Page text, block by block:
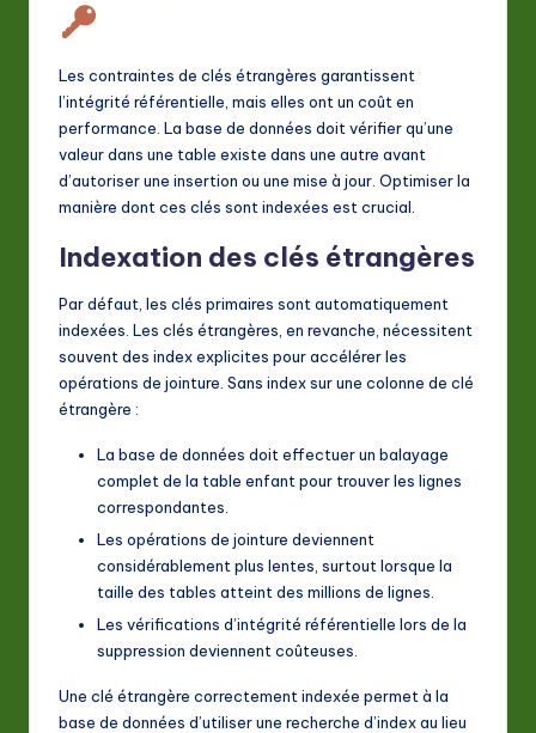
Les contraintes de clés étrangères garantissent
l’intégrité référentielle, mais elles ont un coût en
performance. La base de données doit vérifier qu’une
valeur dans une table existe dans une autre avant
d’autoriser une insertion ou une mise à jour. Optimiser la
manière dont ces clés sont indexées est crucial.
Indexation des clés étrangères
Par défaut, les clés primaires sont automatiquement
indexées. Les clés étrangères, en revanche, nécessitent
souvent des index explicites pour accélérer les
opérations de jointure. Sans index sur une colonne de clé
étrangère :
La base de données doit effectuer un balayage
complet de la table enfant pour trouver les lignes
correspondantes.
Les opérations de jointure deviennent
considérablement plus lentes, surtout lorsque la
taille des tables atteint des millions de lignes.
Les vérifications d’intégrité référentielle lors de la
suppression deviennent coûteuses.
Une clé étrangère correctement indexée permet à la
base de données d’utiliser une recherche d’index au lieu